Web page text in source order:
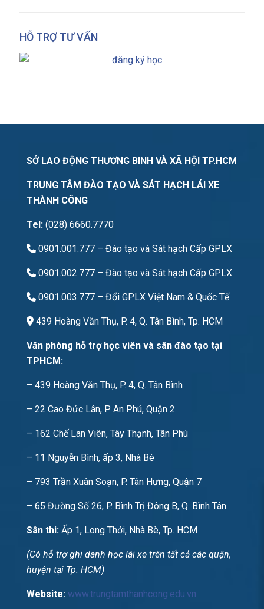
HỖ TRỢ TƯ VẤN
SỞ LAO ĐỘNG THƯƠNG BINH VÀ XÃ HỘI TP.HCM
TRUNG TÂM ĐÀO TẠO VÀ SÁT HẠCH LÁI XE
THÀNH CÔNG
Tel: (028) 6660.7770
0901.001.777 – Đào tạo và Sát hạch Cấp GPLX
0901.002.777 – Đào tạo và Sát hạch Cấp GPLX
0901.003.777 – Đổi GPLX Việt Nam & Quốc Tế
439 Hoàng Văn Thụ, P. 4, Q. Tân Bình, Tp. HCM
Văn phòng hỗ trợ học viên và sân đào tạo tại
TPHCM:
– 439 Hoàng Văn Thụ, P. 4, Q. Tân Bình
– 22 Cao Đức Lân, P. An Phú, Quận 2
– 162 Chế Lan Viên, Tây Thạnh, Tân Phú
– 11 Nguyễn Bình, ấp 3, Nhà Bè
– 793 Trần Xuân Soạn, P. Tân Hưng, Quận 7
– 65 Đường Số 26, P. Bình Trị Đông B, Q. Bình Tân
Sân thi: Ấp 1, Long Thới, Nhà Bè, Tp. HCM
(Có hỗ trợ ghi danh học lái xe trên tất cả các quận,
huyện tại Tp. HCM)
Website: www.trungtamthanhcong.edu.vn